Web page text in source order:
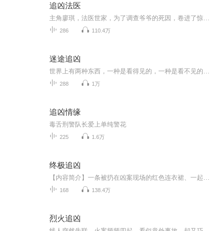
追凶法医
286 110.4万
迷途追凶
288 1万
追凶情缘
毒舌刑警队长爱上单纯警花
225 1.6万
终极追凶
168 138.4万
烈火追凶